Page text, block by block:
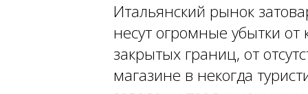
Итальянский рынок
несут огромные убытки
закрытых границ, от
магазине в некогда